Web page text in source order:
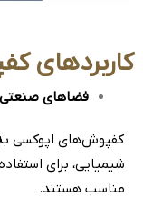
کاربردهای
فضاهای صنعتی
کفپوش‌های اپوکسی به
شیمیایی، برای
مناسب هستند.